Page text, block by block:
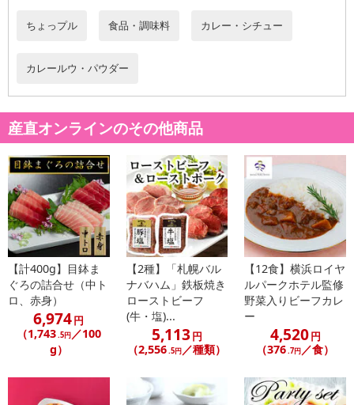
（玉葱、食用油脂）リンゴパルプ、牛肉、小麦粉、食用油脂、人
料、チャツネ、澱粉、蛋白加水分解物／調味料（アミノ酸等）、カ
・アレルギー表示：小麦、卵、乳成分、牛肉、大豆、鶏肉、豚肉、
りんご
・注意事項：直射日光を避け、常温で保存してください。
注意事項
【賞味・消費期限のある商品について】
商品到着時点でのお日持ち期間は、配送日数などにより異なります
のでご了承ください。
【キャンセルについて】
※お申込み後のキャンセルはお受けできません。
記載されている内容を必ずご確認いただき、お届けする商品セット
にご納得いただきましたうえでお申し込みください。
※パッケージ変更や商品リニューアル（成分など含む）等により、
参考の掲載画像や画像内のバーコードなど、お届け商品と多少異な
る場合がございます。
ちょっプル 食品・調味料 カレー・シチュー
カレールウ・パウダー
産直オンラインのその他商品
【計400g】目鉢ま
ぐろの詰合せ（中ト
ロ、赤身）
6,974円
（1,743 .5円／100
g）
【2種】「札幌バル
ナバハム」鉄板焼き
ローストビーフ
(牛・塩)...
5,113円
（2,556 .5円 ／種類）
【12食】横浜ロイヤ
ルパークホテル監修
野菜入りビーフカレ
ー
4,520円
（376 .7円 ／食）